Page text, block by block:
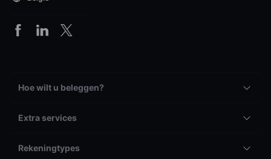
Hoe wilt u beleggen?
Extra services
Rekeningtypes